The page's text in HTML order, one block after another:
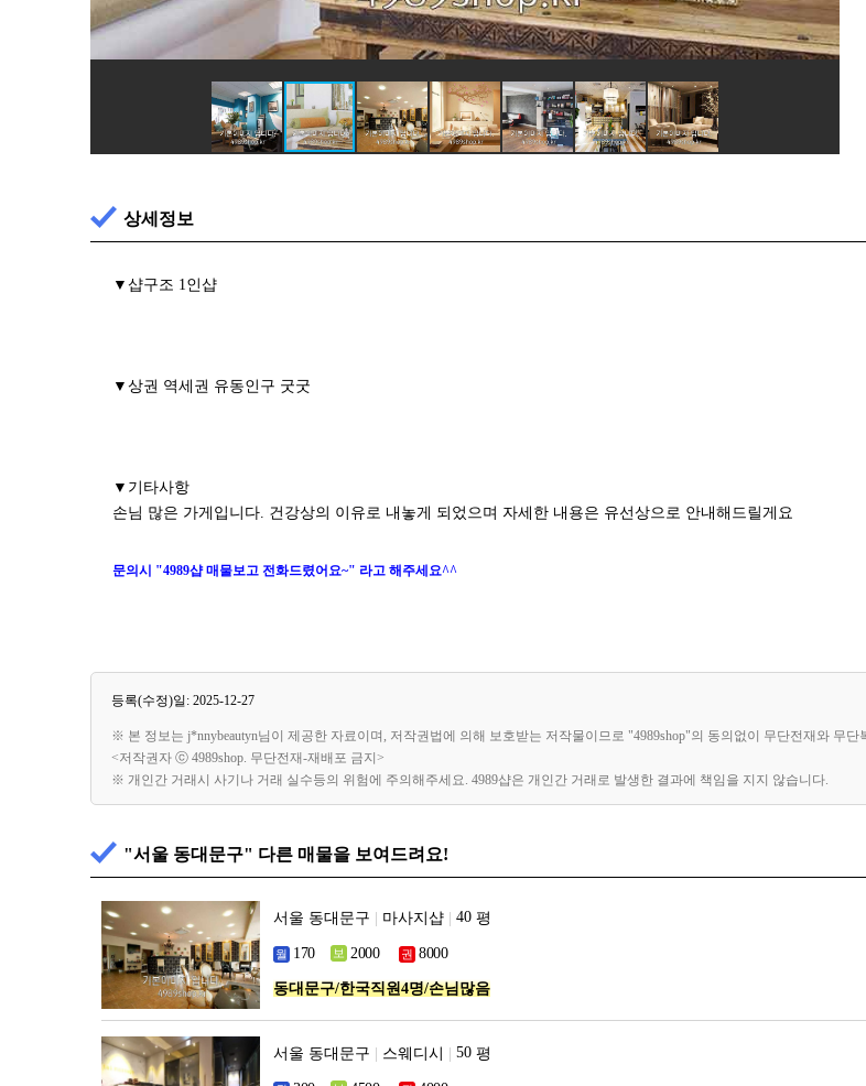
상세정보
▼샵구조 1인샵
▼상권 역세권 유동인구 굿굿
▼기타사항
손님 많은 가게입니다. 건강상의 이유로 내놓게 되었으며 자세한 내용은 유선상으로 안내해드릴게요
문의시 "4989샵 매물보고 전화드렸어요~" 라고 해주세요^^
등록(수정)일: 2025-12-27
※ 본 정보는 j*nnybeautyn님이 제공한 자료이며, 저작권법에 의해 보호받는 저작물이므로 "4989shop"의 동의없이 무단전재와 무단
<저작권자 ⓒ 4989shop. 무단전재-재배포 금지>
※ 개인간 거래시 사기나 거래 실수등의 위험에 주의해주세요. 4989샵은 개인간 거래로 발생한 결과에 책임을 지지 않습니다.
"서울 동대문구" 다른 매물을 보여드려요!
서울 동대문구 마사지샵 평
동대문구/한국직원4명/손님많음
서울 동대문구 스웨디시 평